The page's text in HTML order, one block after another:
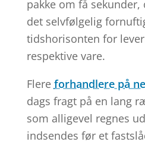
pakke om få
det selvfølgelig
tidshorisonten for
respektive vare.
Flere forhandlere på
dags fragt på en lang
som alligevel regnes
indsendes før et